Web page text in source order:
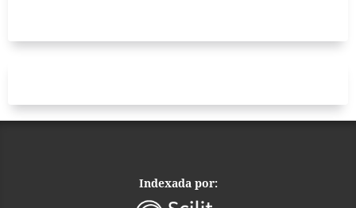
Indexada por: